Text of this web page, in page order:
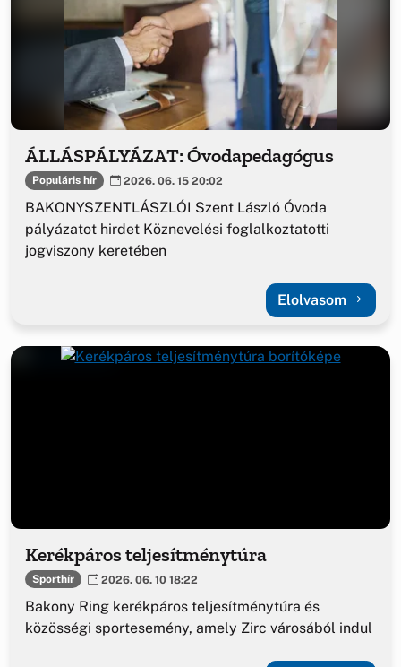
ÁLLÁSPÁLYÁZAT: Óvodapedagógus
Populáris hír 2026. 06. 15 20:02
BAKONYSZENTLÁSZLÓI Szent László Óvoda
pályázatot hirdet Köznevelési foglalkoztatotti
jogviszony keretében
Elolvasom
Kerékpáros teljesítménytúra
Sporthír 2026. 06. 10 18:22
Bakony Ring kerékpáros teljesítménytúra és
közösségi sportesemény, amely Zirc városából indul